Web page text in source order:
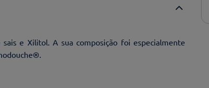
e Xilitol. A sua composição foi especialmente